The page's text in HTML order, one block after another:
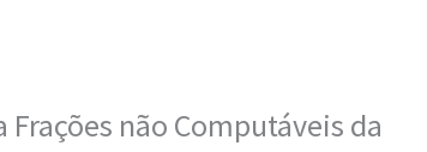
não Computáveis da